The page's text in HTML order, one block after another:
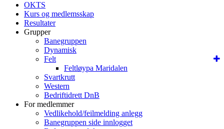
OKTS
Kurs og medlemsskap
Resultater
Grupper
Banegruppen
Dynamisk
Felt
Feltløypa Maridalen
Svartkrutt
Western
Bedriftidrett DnB
For medlemmer
Vedlikehold/feilmelding anlegg
Banegruppen side innlogget